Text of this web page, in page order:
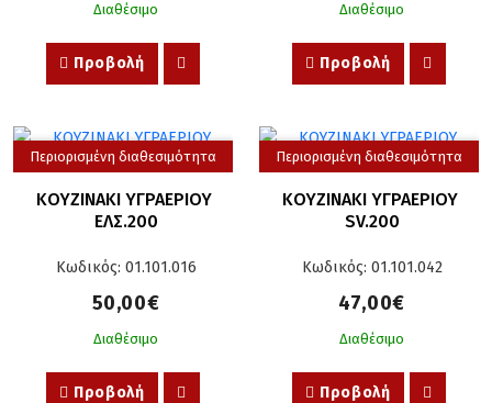
Διαθέσιμο
Προβολή
Διαθέσιμο
Προβολή
Περιορισμένη διαθεσιμότητα
ΚΟΥΖΙΝΑΚΙ ΥΓΡΑΕΡΙΟΥ
ΕΛΣ.200
Κωδικός: 01.101.016
50,00€
Διαθέσιμο
Προβολή
Περιορισμένη διαθεσιμότητα
ΚΟΥΖΙΝΑΚΙ ΥΓΡΑΕΡΙΟΥ
SV.200
Κωδικός: 01.101.042
47,00€
Διαθέσιμο
Προβολή